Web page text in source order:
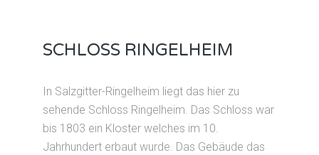
SCHLOSS RINGELHEIM
In Salzgitter-Ringelheim liegt das hier zu
sehende Schloss Ringelheim. Das Schloss war
bis 1803 ein Kloster welches im 10.
Jahrhundert erbaut wurde. Das Gebäude das